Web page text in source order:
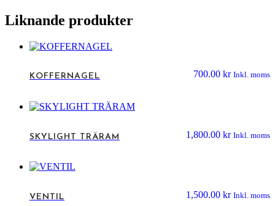
Liknande produkter
KOFFERNAGEL 700.00 kr Inkl. moms
SKYLIGHT TRÄRAM 1,800.00 kr Inkl. moms
VENTIL 1,500.00 kr Inkl. moms